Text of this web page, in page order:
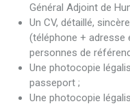
Général Adjoint de
Un CV, détaillé,
(téléphone + adresse
personnes de
Une photocopie
passeport ;
Une photocopie